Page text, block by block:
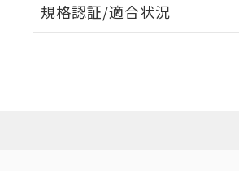
EU RoHS 注意事項・凡例
規格認証/適合状況